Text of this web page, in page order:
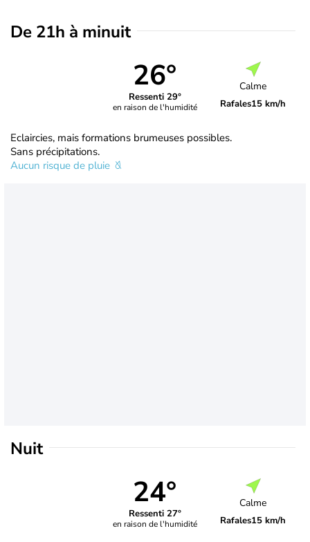
De 21h à minuit
26°
Ressenti 29°
en raison de l'humidité
Calme
Rafales15 km/h
Eclaircies, mais formations brumeuses possibles.
Sans précipitations.
Aucun risque de pluie
Nuit
24°
Ressenti 27°
en raison de l'humidité
Calme
Rafales15 km/h